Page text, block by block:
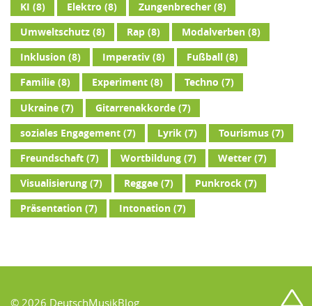
KI (8) Elektro (8) Zungenbrecher(8)
Umweltschutz(8) Rap(8) Modalverben(8)
Inklusion(8) Imperativ(8) Fußball(8)
Familie(8) Experiment(8) Techno (7)
Ukraine(7) Gitarrenakkorde(7)
soziales Engagement(7) Lyrik(7) Tourismus(7)
Freundschaft(7) Wortbildung(7) Wetter(7)
Visualisierung(7) Reggae(7) Punkrock(7)
Präsentation(7) Intonation(7)
© 2026 DeutschMusikBlog